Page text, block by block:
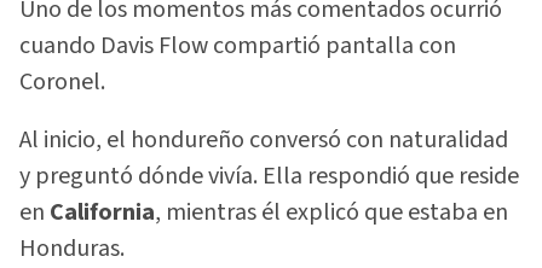
Uno de los momentos más comentados ocurrió
cuando Davis Flow compartió pantalla con
Coronel.
Al inicio, el hondureño conversó con naturalidad
y preguntó dónde vivía. Ella respondió que reside
en California, mientras él explicó que estaba en
Honduras.